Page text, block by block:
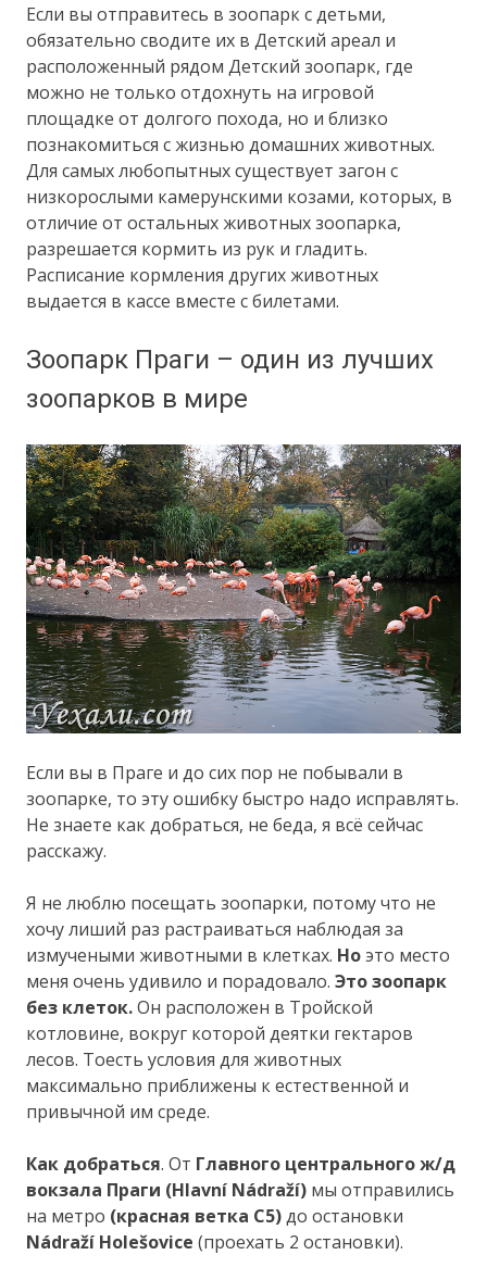
Если вы отправитесь в зоопарк с детьми,
обязательно сводите их в Детский ареал и
расположенный рядом Детский зоопарк, где
можно не только отдохнуть на игровой
площадке от долгого похода, но и близко
познакомиться с жизнью домашних животных.
Для самых любопытных существует загон с
низкорослыми камерунскими козами, которых, в
отличие от остальных животных зоопарка,
разрешается кормить из рук и гладить.
Расписание кормления других животных
выдается в кассе вместе с билетами.
Зоопарк Праги – один из лучших
зоопарков в мире
Если вы в Праге и до сих пор не побывали в
зоопарке, то эту ошибку быстро надо исправлять.
Не знаете как добраться, не беда, я всё сейчас
расскажу.
Я не люблю посещать зоопарки, потому что не
хочу лиший раз растраиваться наблюдая за
измучеными животными в клетках. Ноэто место
меня очень удивило и порадовало.Это зоопарк
без клеток.Он расположен в Тройской
котловине, вокруг которой деятки гектаров
лесов. Тоесть условия для животных
максимально приближены к естественной и
привычной им среде.
Как добраться. От Главного центрального ж/д
вокзала Праги (Hlavní Nádraží) мы отправились
на метро (красная ветка С5)до остановки
Nádraží Holešovice (проехать 2 остановки).